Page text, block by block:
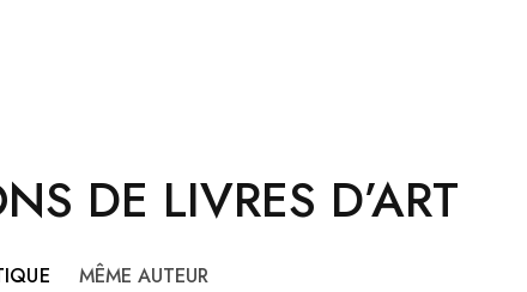
DE LIVRES D’ART
MÊME AUTEUR